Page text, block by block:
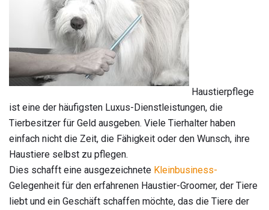
Haustierpflege
ist eine der häufigsten Luxus-Dienstleistungen, die
Tierbesitzer für Geld ausgeben. Viele Tierhalter haben
einfach nicht die Zeit, die Fähigkeit oder den Wunsch, ihre
Haustiere selbst zu pflegen.
Dies schafft eine ausgezeichnete Kleinbusiness-
Gelegenheit für den erfahrenen Haustier-Groomer, der Tiere
liebt und ein Geschäft schaffen möchte, das die Tiere der